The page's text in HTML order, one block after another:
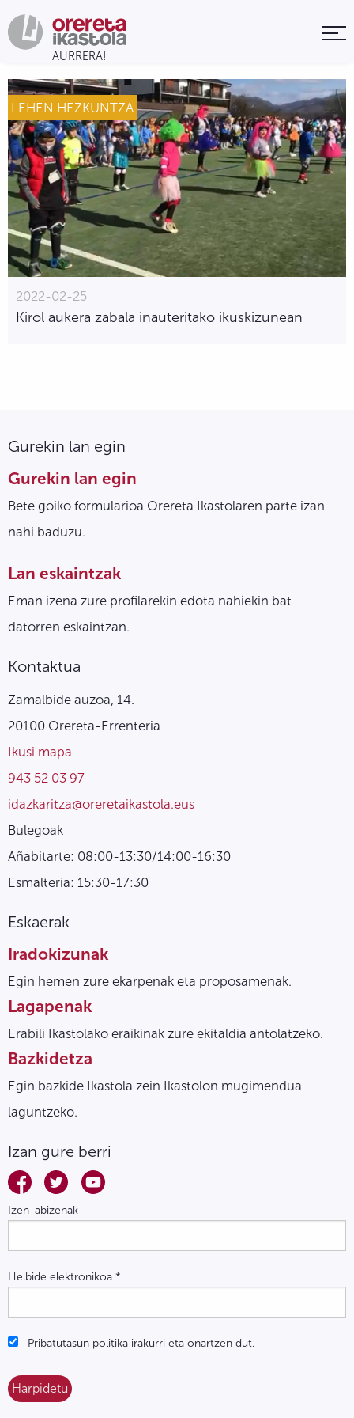
LEHEN HEZKUNTZA
2022-02-25
Kirol aukera zabala inauteritako ikuskizunean
Gurekin lan egin
Gurekin lan egin
Bete goiko formularioa Orereta Ikastolaren parte izan
nahi baduzu.
Lan eskaintzak
Eman izena zure profilarekin edota nahiekin bat
datorren eskaintzan.
Kontaktua
Zamalbide auzoa, 14.
20100 Orereta-Errenteria
Ikusi mapa
943 52 03 97
idazkaritza@oreretaikastola.eus
Bulegoak
Añabitarte: 08:00-13:30/14:00-16:30
Esmalteria: 15:30-17:30
Eskaerak
Iradokizunak
Egin hemen zure ekarpenak eta proposamenak.
Lagapenak
Erabili Ikastolako eraikinak zure ekitaldia antolatzeko.
Bazkidetza
Egin bazkide Ikastola zein Ikastolon mugimendua
laguntzeko.
Izan gure berri
Izen-abizenak
Helbide elektronikoa *
Pribatutasun politika irakurri eta onartzen dut.